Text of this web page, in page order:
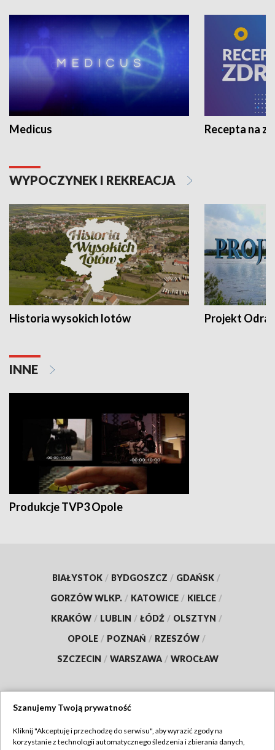
Medicus Recepta na
WYPOCZYNEK I REKREACJA
Historia wysokich lotów Projekt Odra
INNE
Produkcje TVP3 Opole
BIAŁYSTOK / BYDGOSZCZ / GDAŃSK /
GORZÓW WLKP. / KATOWICE / KIELCE /
KRAKÓW / LUBLIN / ŁÓDŹ / OLSZTYN /
OPOLE / POZNAŃ / RZESZÓW /
SZCZECIN / WARSZAWA / WROCŁAW
TVP
Szanujemy Twoją prywatność
Kliknij "Akceptuję i przechodzę do serwisu", aby wyrazić zgody na
korzystanie z technologii automatycznego śledzenia i zbierania danych,